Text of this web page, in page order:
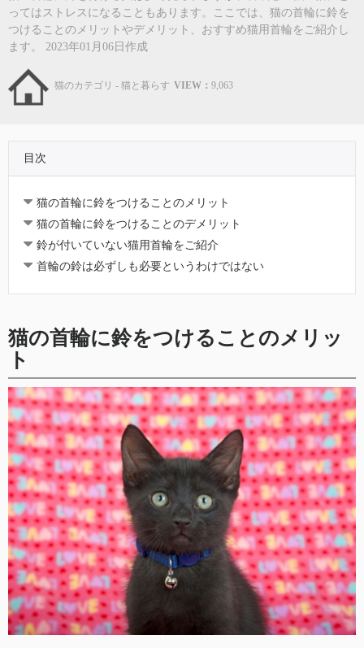
ってはストレスになることもあります。ここでは、猫の首輪に鈴を
つけることのメリットやデメリット、おすすめ猫用首輪をご紹介し
ます。 2023年01月06日作成
猫のカテゴリ - 猫と暮らす VIEW： 9,063
目次
猫の首輪に鈴をつけることのメリット
猫の首輪に鈴をつけることのデメリット
鈴が付いていない猫用首輪をご紹介
首輪の鈴は必ずしも必要というわけではない
猫の首輪に鈴をつけることのメリッ
ト